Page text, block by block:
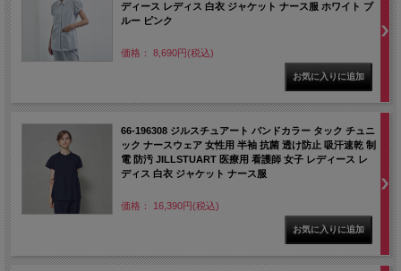
ディース レディス 白衣 ジャケット ナース服 ホワイト ブ
ルー ピンク
価格： 8,690円(税込)
66-196308 ジルスチュアート バンドカラー タック チュニ
ック ナースウェア 女性用 半袖 抗菌 透け防止 吸汗速乾 制
電 防汚 JILLSTUART 医療用 看護師 女子 レディース レ
ディス 白衣 ジャケット ナース服
価格： 16,390円(税込)